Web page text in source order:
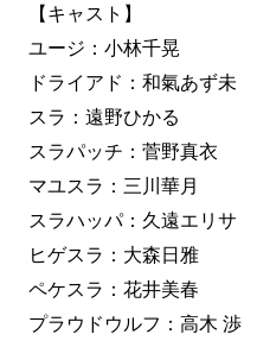
【キャスト】
ユージ：小林千晃
ドライアド：和氣あず未
スラ：遠野ひかる
スラパッチ：菅野真衣
マユスラ：三川華月
スラハッパ：久遠エリサ
ヒゲスラ：大森日雅
ペケスラ：花井美春
プラウドウルフ：高木 渉